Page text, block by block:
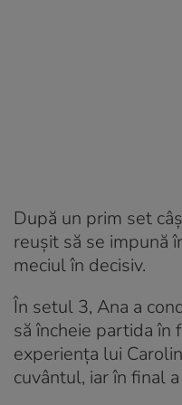
După un prim set
reușit să se impună
meciul în decisiv.
În setul 3, Ana a
să încheie partida în
experiența lui
cuvântul, iar în final